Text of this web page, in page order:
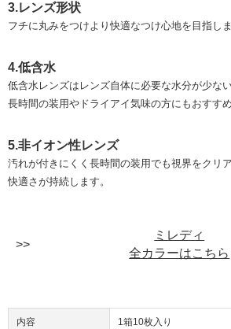
3.レンズ形状
フチに丸みをつけより快適なつけ心地を目指しま
4.低含水
低含水レンズはレンズ自体に必要な水分が少な
長時間の装用やドライアイ気味の方にもおすすめ
5.非イオン性レンズ
汚れが付きにくく長時間の装用でも視界をクリア
快適さが持続します。
ミレディ
全カラーはこちら
内容 1箱10枚入り